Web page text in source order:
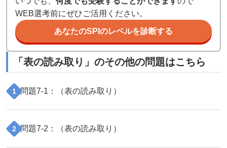
WEB選考前にぜひご活用ください。
あなたのSPIのレベルを診断する
「 表の読み取り 」のその他の問題はこちら
1 問題7-1 ：（表の読み取り ）
2 問題7-2 ：（表の読み取り ）